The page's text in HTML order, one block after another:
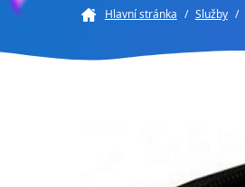
Hlavní stránka / Služby /